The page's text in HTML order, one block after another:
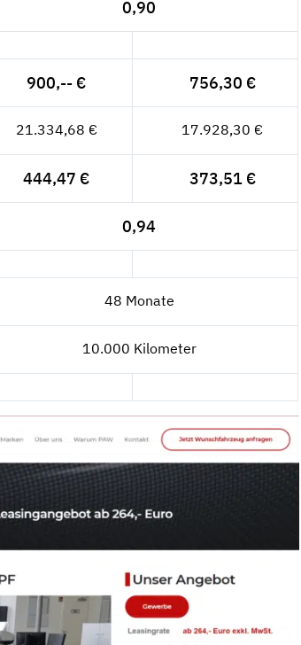
0,90
900,-- € 756,30 €
21.334,68 € 17.928,30 €
444,47 € 373,51 €
0,94
48 Monate
10.000 Kilometer